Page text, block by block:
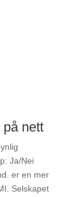
nett
Ja/Nei
er en mer
Selskapet